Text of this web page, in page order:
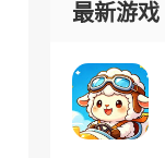
最新游戏